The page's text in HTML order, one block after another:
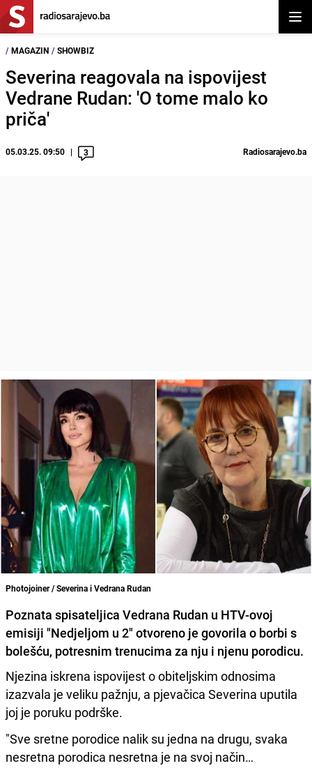
/ MAGAZIN / SHOWBIZ
Severina reagovala na ispovijest
Vedrane Rudan: 'O tome malo ko
priča'
05.03.25. 09:50 3 Radiosarajevo.ba
Photojoiner / Severina i Vedrana Rudan
Poznata spisateljica Vedrana Rudan u HTV-ovoj
emisiji "Nedjeljom u 2" otvoreno je govorila o borbi s
bolešću, potresnim trenucima za nju i njenu porodicu.
Njezina iskrena ispovijest o obiteljskim odnosima
izazvala je veliku pažnju, a pjevačica Severina uputila
joj je poruku podrške.
"Sve sretne porodice nalik su jedna na drugu, svaka
nesretna porodica nesretna je na svoj način…